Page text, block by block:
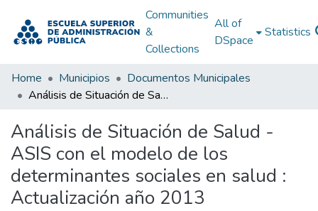
Communities
&
Collections
All of
DSpace
Statistics
Home Municipios
Documentos Municipales
Análisis de Situación de Salud - ASIS con el modelo de los determinantes sociales en salud : Actualización año 2013
Análisis de Situación de Salud -
ASIS con el modelo de los
determinantes sociales en salud :
Actualización año 2013